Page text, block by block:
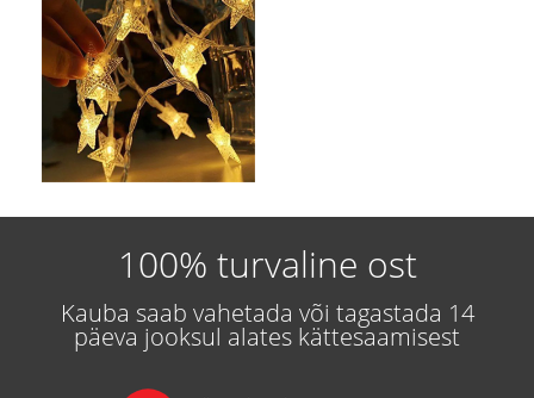
100% turvaline ost
Kauba saab vahetada või tagastada 14
päeva jooksul alates kättesaamisest